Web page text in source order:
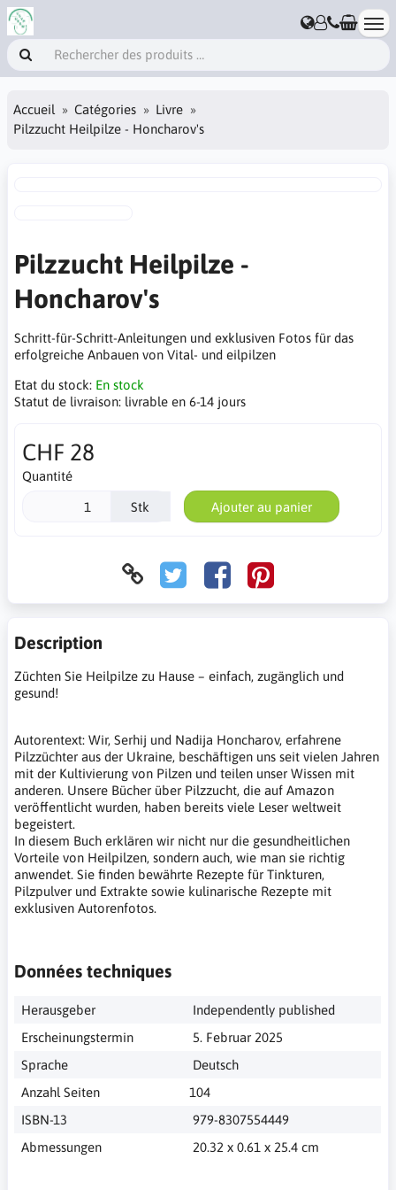
Accueil Catégories
Livre
Pilzzucht Heilpilze - Honcharov's
Pilzzucht Heilpilze -
Honcharov's
Schritt-für-Schritt-Anleitungen und exklusiven Fotos für das
erfolgreiche Anbauen von Vital- und eilpilzen
Etat du stock: En stock
Statut de livraison: livrable en 6-14 jours
CHF 28
Quantité
Stk Ajouter au panier
Description
Züchten Sie Heilpilze zu Hause – einfach, zugänglich und
gesund!
Autorentext: Wir, Serhij und Nadija Honcharov, erfahrene
Pilzzüchter aus der Ukraine, beschäftigen uns seit vielen Jahren
mit der Kultivierung von Pilzen und teilen unser Wissen mit
anderen. Unsere Bücher über Pilzzucht, die auf Amazon
veröffentlicht wurden, haben bereits viele Leser weltweit
begeistert.
In diesem Buch erklären wir nicht nur die gesundheitlichen
Vorteile von Heilpilzen, sondern auch, wie man sie richtig
anwendet. Sie finden bewährte Rezepte für Tinkturen,
Pilzpulver und Extrakte sowie kulinarische Rezepte mit
exklusiven Autorenfotos.
Données techniques
‎ Independently published
‎ 5. Februar 2025
‎ Deutsch
Anzahl Seiten
104
‎ 979-8307554449
‎ 20.32 x 0.61 x 25.4 cm